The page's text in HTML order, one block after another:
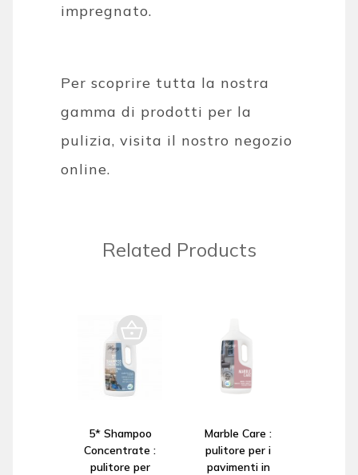
impregnato.
Per scoprire tutta la nostra
gamma di prodotti per la
pulizia, visita il nostro negozio
online.
Related Products
5* Shampoo
Concentrate :
pulitore per
Marble Care :
pulitore per i
pavimenti in